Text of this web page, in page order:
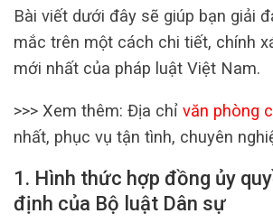
Bài viết dưới đây sẽ giúp bạn giải
mắc trên một cách chi tiết, chính
mới nhất của pháp luật Việt Nam.
>>> Xem thêm: Địa chỉ văn phòng
nhất, phục vụ tận tình, chuyên
1. Hình thức hợp đồng ủy
định của Bộ luật Dân sự